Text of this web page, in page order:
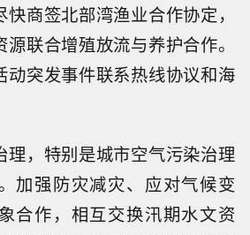
商签北部湾渔业合作协定，
联合增殖放流与养护合作。
动突发事件联系热线协议和海
理，特别是城市空气污染治理
加强防灾减灾、应对气候变
合作，相互交换汛期水文资